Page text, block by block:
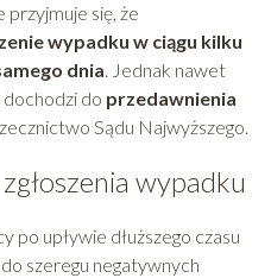
się, że
wypadku w ciągu kilku
dnia. Jednak nawet
dochodzi do przedawnienia
Sądu Najwyższego.
wypadku
po upływie dłuższego czasu
szeregu negatywnych